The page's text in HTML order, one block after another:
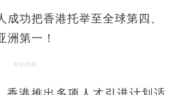
©包图网